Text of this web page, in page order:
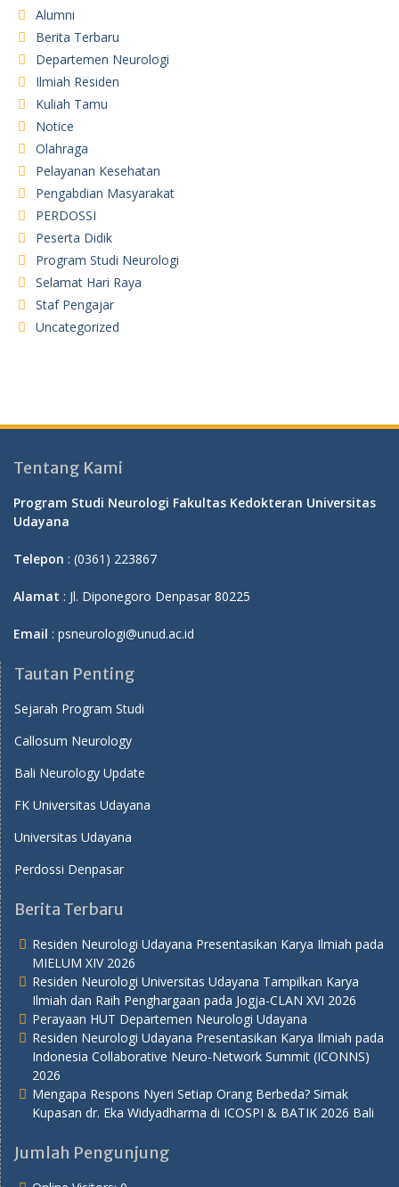
Alumni
Berita Terbaru
Departemen Neurologi
Ilmiah Residen
Kuliah Tamu
Notice
Olahraga
Pelayanan Kesehatan
Pengabdian Masyarakat
PERDOSSI
Peserta Didik
Program Studi Neurologi
Selamat Hari Raya
Staf Pengajar
Uncategorized
Tentang Kami
Program Studi Neurologi Fakultas Kedokteran Universitas
Udayana
Telepon : (0361) 223867
Alamat : Jl. Diponegoro Denpasar 80225
Email : psneurologi@unud.ac.id
Tautan Penting
Sejarah Program Studi
Callosum Neurology
Bali Neurology Update
FK Universitas Udayana
Universitas Udayana
Perdossi Denpasar
Berita Terbaru
Residen Neurologi Udayana Presentasikan Karya Ilmiah pada
MIELUM XIV 2026
Residen Neurologi Universitas Udayana Tampilkan Karya
Ilmiah dan Raih Penghargaan pada Jogja-CLAN XVI 2026
Perayaan HUT Departemen Neurologi Udayana
Residen Neurologi Udayana Presentasikan Karya Ilmiah pada
Indonesia Collaborative Neuro-Network Summit (ICONNS)
2026
Mengapa Respons Nyeri Setiap Orang Berbeda? Simak
Kupasan dr. Eka Widyadharma di ICOSPI & BATIK 2026 Bali
Jumlah Pengunjung